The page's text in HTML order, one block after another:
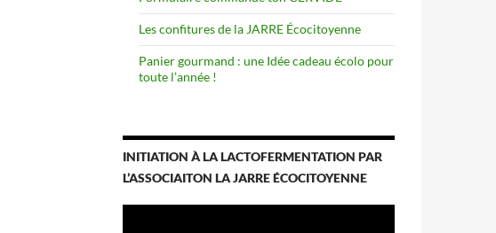
Les confitures de la JARRE Écocitoyenne
Panier gourmand : une Idée cadeau écolo pour
toute l’année !
INITIATION À LA LACTOFERMENTATION PAR
L’ASSOCIAITON LA JARRE ÉCOCITOYENNE